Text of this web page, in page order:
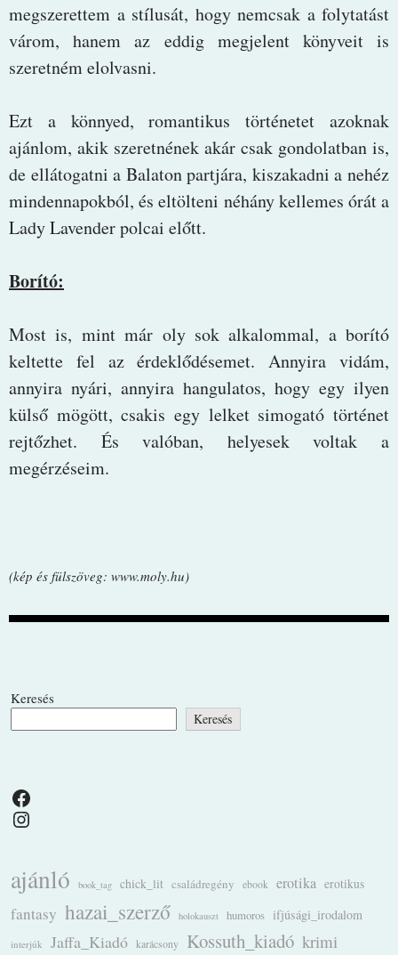
megszerettem a stílusát, hogy nemcsak a folytatást
várom, hanem az eddig megjelent könyveit is
szeretném elolvasni.
Ezt a könnyed, romantikus történetet azoknak
ajánlom, akik szeretnének akár csak gondolatban is,
de ellátogatni a Balaton partjára, kiszakadni a nehéz
mindennapokból, és eltölteni néhány kellemes órát a
Lady Lavender polcai előtt.
Borító:
Most is, mint már oly sok alkalommal, a borító
keltette fel az érdeklődésemet. Annyira vidám,
annyira nyári, annyira hangulatos, hogy egy ilyen
külső mögött, csakis egy lelket simogató történet
rejtőzhet. És valóban, helyesek voltak a
megérzéseim.
(kép és fülszöveg: www.moly.hu)
Keresés
Keresés
Facebook
Instagram
ajánló book_tag chick_lit családregény ebook erotika erotikus
fantasy hazai_szerző holokauszt humoros ifjúsági_irodalom
interjúk Jaffa_Kiadó karácsony Kossuth_kiadó krimi